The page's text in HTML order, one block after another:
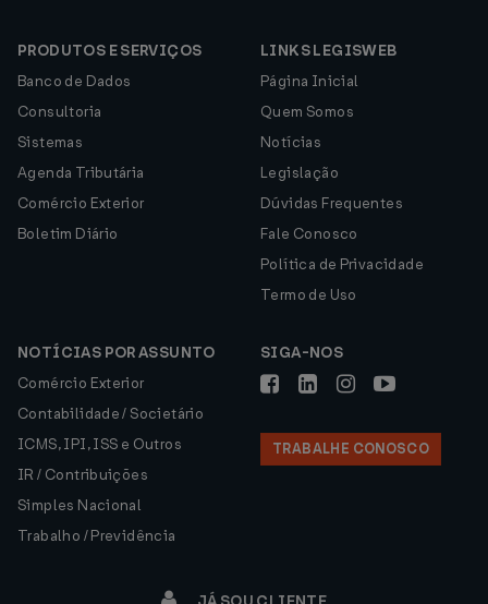
PRODUTOS E SERVIÇOS
Banco de Dados
Consultoria
Sistemas
Agenda Tributária
Comércio Exterior
Boletim Diário
LINKS LEGISWEB
Página Inicial
Quem Somos
Notícias
Legislação
Dúvidas Frequentes
Fale Conosco
Política de Privacidade
Termo de Uso
NOTÍCIAS POR ASSUNTO
Comércio Exterior
Contabilidade / Societário
ICMS, IPI, ISS e Outros
IR / Contribuições
Simples Nacional
Trabalho / Previdência
SIGA-NOS
TRABALHE CONOSCO